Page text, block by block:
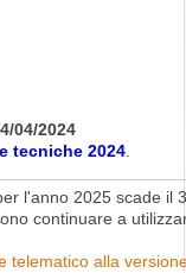
04/2024
tecniche 2024.
l'anno 2025 scade il
continuare a
telematico alla